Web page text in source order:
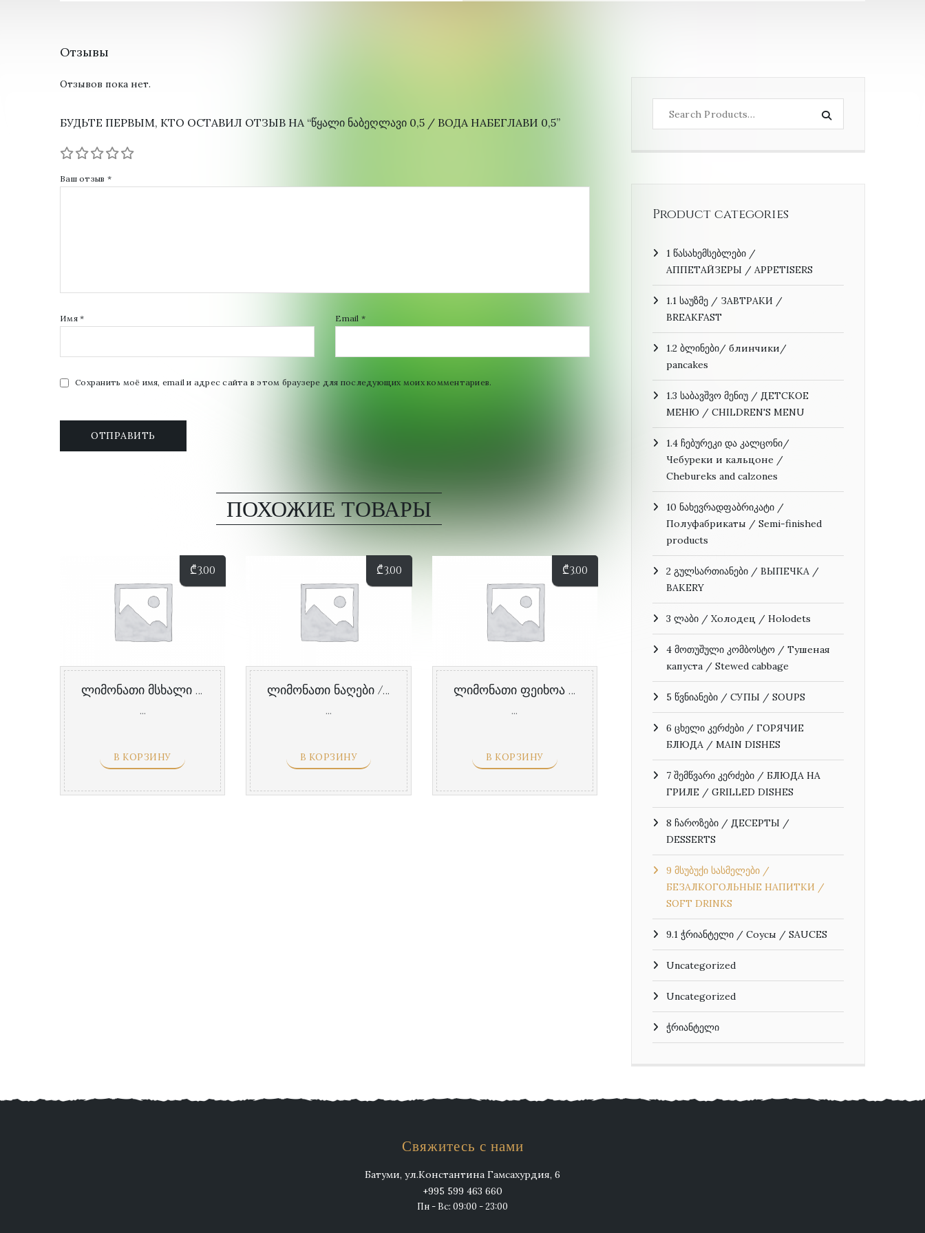
Отзывы
Отзывов пока нет.
БУДЬТЕ ПЕРВЫМ, КТО ОСТАВИЛ ОТЗЫВ НА “ᲬᲧᲐᲚᲘ ᲜᲐᲑᲔᲦᲚᲐᲕᲘ 0,5 / ВОДА НАБЕГЛАВИ 0,5”
Ваш отзыв *
Имя * Email *
Сохранить моё имя, email и адрес сайта в этом браузере для последующих моих комментариев.
ПОХОЖИЕ ТОВАРЫ
₾3.00
ლიმონათი მსხალი / Лимонад Груша
...
В КОРЗИНУ
₾3.00
ლიმონათი ნაღები / Лимонад крем-сода
...
В КОРЗИНУ
₾3.00
ლიმონათი ფეიხოა / Лимонад фейхоа
...
В КОРЗИНУ
Product categories
1 წასახემსებლები /
АППЕТАЙЗЕРЫ / APPETISERS
1.1 საუზმე / ЗАВТРАКИ /
BREAKFAST
1.2 ბლინები/ блинчики/
pancakes
1.3 საბავშვო მენიუ / ДЕТСКОЕ
МЕНЮ / CHILDREN'S MENU
1.4 ჩებურეკი და კალცონი/
Чебуреки и кальцоне /
Chebureks and calzones
10 ნახევრადფაბრიკატი /
Полуфабрикаты / Semi-finished
products
2 გულსართიანები / ВЫПЕЧКА /
BAKERY
3 ლაბი / Холодец / Holodets
4 მოთუშული კომბოსტო / Тушеная
капуста / Stewed cabbage
5 წვნიანები / СУПЫ / SOUPS
6 ცხელი კერძები / ГОРЯЧИЕ
БЛЮДА / MAIN DISHES
7 შემწვარი კერძები / БЛЮДА НА
ГРИЛЕ / GRILLED DISHES
8 ჩაროზები / ДЕСЕРТЫ /
DESSERTS
9 მსუბუქი სასმელები /
БЕЗАЛКОГОЛЬНЫЕ НАПИТКИ /
SOFT DRINKS
9.1 ჭრიანტელი / Соусы / SAUCES
Uncategorized
Uncategorized
ჭრიანტელი
Свяжитесь с нами
Батуми, ул.Константина Гамсахурдия, 6
+995 599 463 660
Пн - Вс: 09:00 - 23:00